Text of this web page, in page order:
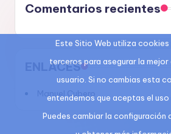
Comentarios recientes
ENLACES
Manuel Cubero
Este Sitio Web utiliza cookies
terceros para asegurar la mejor
usuario. Si no cambias esta
entendemos que aceptas el uso
Puedes cambiar la configuración